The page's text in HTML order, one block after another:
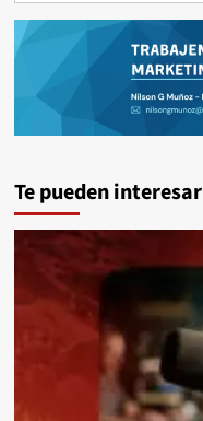
Te pueden interesar